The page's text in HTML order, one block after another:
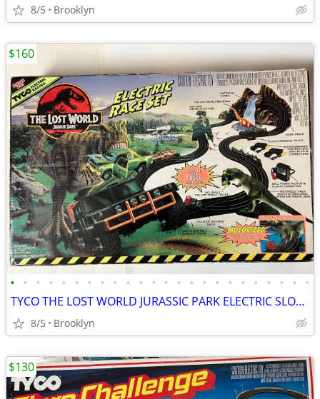
8/5 Brooklyn
• • • • • • • • • • • • • • • • • • • • • • • •
TYCO THE LOST WORLD JURASSIC PARK ELECTRIC SLOT CAR RACE SET VINTAGE
8/5 Brooklyn
$160
$130